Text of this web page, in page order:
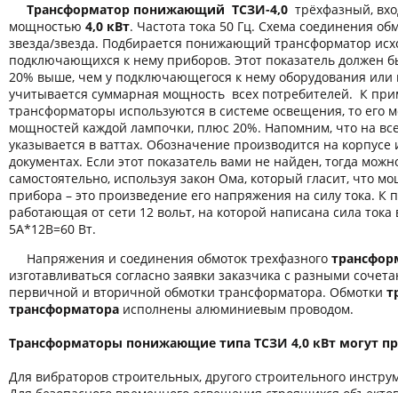
Трансформатор понижающий ТСЗИ-4,0 трёхфазный,
мощностью 4,0 кВт. Частота тока 50 Гц. Схема соединения
звезда/звезда. Подбирается понижающий трансформатор
подключающихся к нему приборов. Этот показатель должен
20% выше, чем у подключающегося к нему оборудования или
учитывается суммарная мощность всех потребителей. К
трансформаторы используются в системе освещения, то его
мощностей каждой лампочки, плюс 20%. Напомним, что на
указывается в ваттах. Обозначение производится на
документах. Если этот показатель вами не найден, тогда
самостоятельно, используя закон Ома, который гласит, что
прибора – это произведение его напряжения на силу тока. К
работающая от сети 12 вольт, на которой написана сила
5А*12В=60 Вт.
Напряжения и соединения обмоток трехфазного
изготавливаться согласно заявки заказчика с разными
первичной и вторичной обмотки трансформатора. Обмотки
трансформатора исполнены алюминиевым проводом.
Трансформаторы понижающие типа ТСЗИ 4,0 кВт могут
Для вибраторов строительных, другого строительного